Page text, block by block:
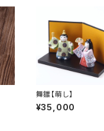
舞雛【萌し】
¥35,000